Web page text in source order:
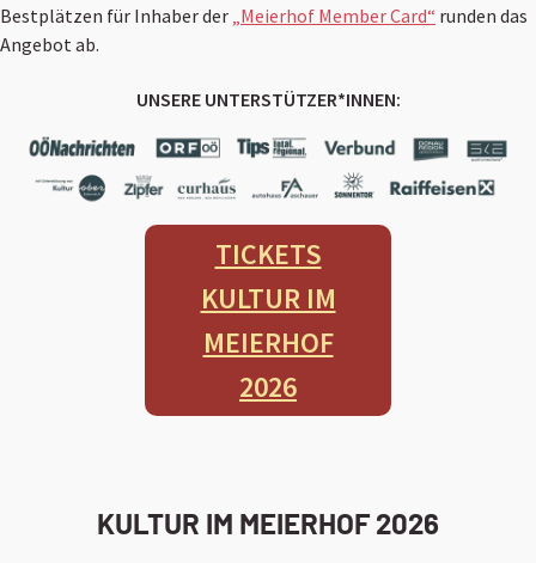
Bestplätzen für Inhaber der „Meierhof Member Card“ runden das
Angebot ab.
UNSERE UNTERSTÜTZER*INNEN:
TICKETS
KULTUR IM
MEIERHOF
2026
KULTUR IM MEIERHOF 2026